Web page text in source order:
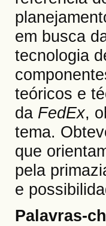
em busca
tecnologia
teóricos e
da FedEx,
tema.
que
pela
e
Palavras-